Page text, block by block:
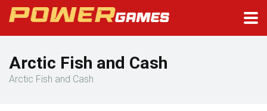
Arctic Fish and Cash
Arctic Fish and Cash